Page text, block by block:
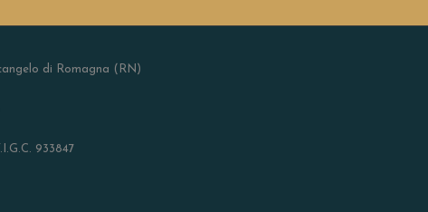
di Romagna (RN)
933847